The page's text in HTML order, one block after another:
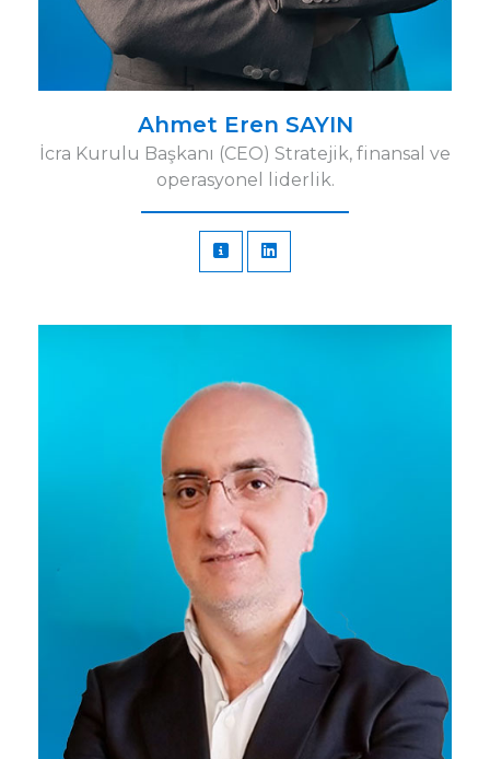
Ahmet Eren SAYIN
İcra Kurulu Başkanı (CEO) Stratejik, finansal ve
operasyonel liderlik.